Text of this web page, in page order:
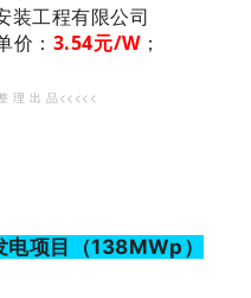
装工程有限公司
价： 3.54元/W；
理 出 品<<<<<
项目（138MWp）